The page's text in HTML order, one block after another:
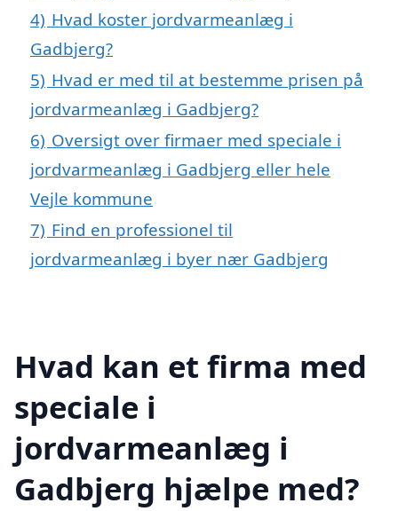
4) Hvad koster jordvarmeanlæg i
Gadbjerg?
5) Hvad er med til at bestemme prisen på
jordvarmeanlæg i Gadbjerg?
6) Oversigt over firmaer med speciale i
jordvarmeanlæg i Gadbjerg eller hele
Vejle kommune
7) Find en professionel til
jordvarmeanlæg i byer nær Gadbjerg
Hvad kan et firma med
speciale i
jordvarmeanlæg i
Gadbjerg hjælpe med?